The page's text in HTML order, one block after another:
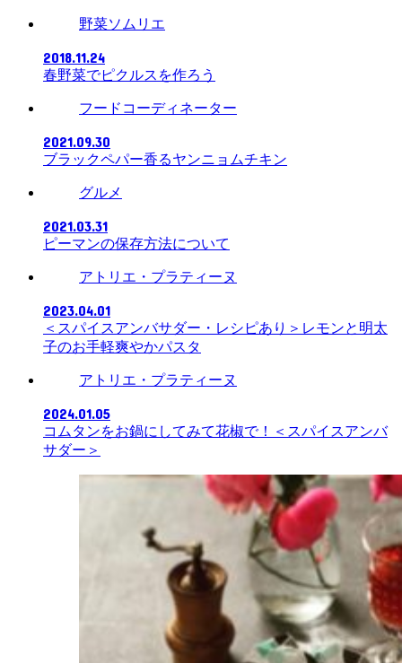
野菜ソムリエ
2018.11.24
春野菜でピクルスを作ろう
フードコーディネーター
2021.09.30
ブラックペパー香るヤンニョムチキン
グルメ
2021.03.31
ピーマンの保存方法について
アトリエ・プラティーヌ
2023.04.01
＜スパイスアンバサダー・レシピあり＞レモンと明太
子のお手軽爽やかパスタ
アトリエ・プラティーヌ
2024.01.05
コムタンをお鍋にしてみて花椒で！＜スパイスアンバ
サダー＞